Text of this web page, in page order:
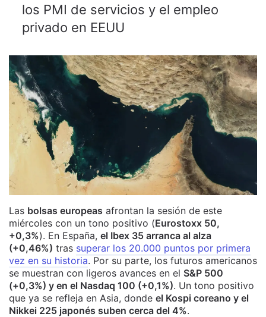
los PMI de servicios y el empleo
privado en EEUU
Las bolsas europeas afrontan la sesión de este
miércoles con un tono positivo (Eurostoxx 50,
+0,3%). En España, el Ibex 35 arranca al alza
(+0,46%) tras superar los 20.000 puntos por primera
vez en su historia. Por su parte, los futuros americanos
se muestran con ligeros avances en el S&P 500
(+0,3%) y en el Nasdaq 100 (+0,1%). Un tono positivo
que ya se refleja en Asia, donde el Kospi coreano y el
Nikkei 225 japonés suben cerca del 4%.